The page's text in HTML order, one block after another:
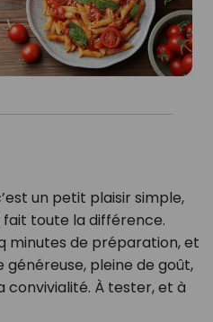
un petit plaisir simple,
toute la différence.
minutes de préparation, et
généreuse, pleine de goût,
convivialité. À tester, et à